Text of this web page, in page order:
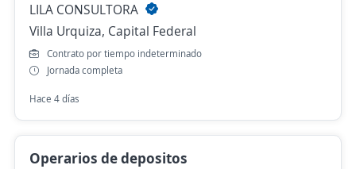
LILA CONSULTORA
Villa Urquiza, Capital Federal
Contrato por tiempo indeterminado
Jornada completa
Hace 4 días
Operarios de depositos